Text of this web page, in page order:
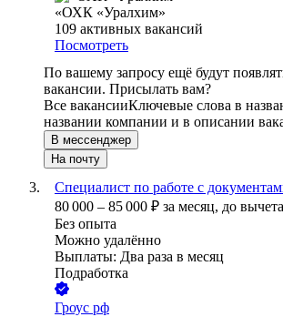
«ОХК «Уралхим»
109 активных вакансий
Посмотреть
По вашему запросу ещё будут
вакансии. Присылать вам?
Все вакансииКлючевые слова в
названии компании и в описании
В мессенджер
На почту
Специалист по работе с
80 000 – 85 000 ₽ за месяц, до
Без опыта
Можно удалённо
Выплаты: Два раза в месяц
Подработка
Гроус рф